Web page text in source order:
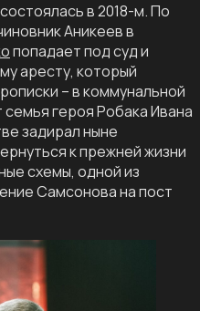
в 2018-м. По
Аникеев в
попадает под суд и
аресту, который
– в коммунальной
героя Робака Ивана
задирал ныне
к прежней жизни
схемы, одной из
Самсонова на пост